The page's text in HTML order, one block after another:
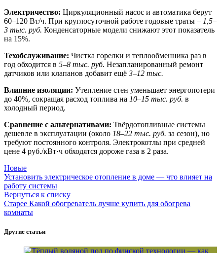
Электричество: Циркуляционный насос и автоматика берут
60–120 Вт/ч. При круглосуточной работе годовые траты – 1,5–
3 тыс. руб. Конденсаторные модели снижают этот показатель
на 15%.
Техобслуживание: Чистка горелки и теплообменника раз в
год обходится в 5–8 тыс. руб. Незапланированный ремонт
датчиков или клапанов добавит ещё 3–12 тыс.
Влияние изоляции: Утепление стен уменьшает энергопотери
до 40%, сокращая расход топлива на 10–15 тыс. руб. в
холодный период.
Сравнение с альтернативами: Твёрдотопливные системы
дешевле в эксплуатации (около 18–22 тыс. руб. за сезон), но
требуют постоянного контроля. Электрокотлы при средней
цене 4 руб./кВт·ч обходятся дороже газа в 2 раза.
Новые
Установить электрическое отопление в доме — что влияет на
работу системы
Вернуться к списку
Старее Какой обогреватель лучше купить для обогрева
комнаты
Другие статьи